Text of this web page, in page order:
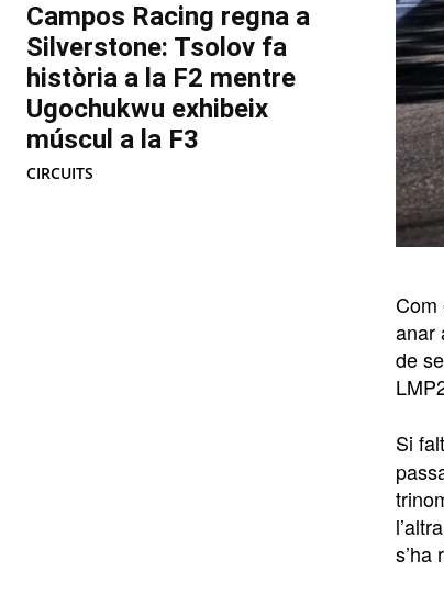
Campos Racing regna a
Silverstone: Tsolov fa
història a la F2 mentre
Ugochukwu exhibeix
múscul a la F3
CIRCUITS
Com
anar
de
Si
s’ha